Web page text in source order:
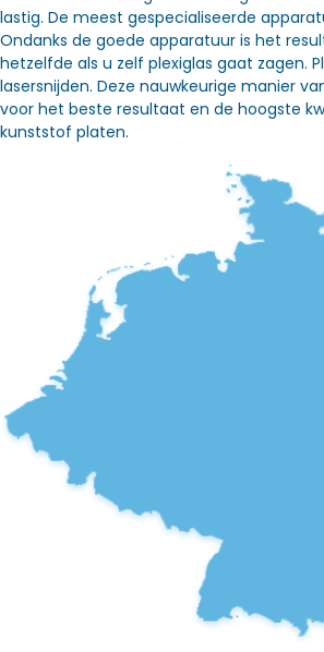
lastig. De meest gespecialiseerde
Ondanks de goede apparatuur is het
hetzelfde als u zelf plexiglas gaat zagen.
lasersnijden. Deze nauwkeurige manier
voor het beste resultaat en de hoogste
kunststof platen.